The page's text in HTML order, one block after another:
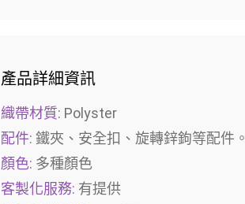
產品詳細資訊
織帶材質: Polyster
配件: 鐵夾、安全扣、旋轉鋅鉤等配件。
顏色: 多種顏色
客製化服務: 有提供